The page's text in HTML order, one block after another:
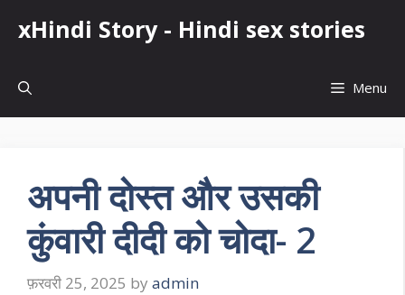
xHindi Story - Hindi sex stories
Menu
अपनी दोस्त और उसकी
कुंवारी दीदी को चोदा- 2
फ़रवरी 25, 2025 by admin